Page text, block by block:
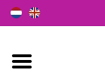
Home